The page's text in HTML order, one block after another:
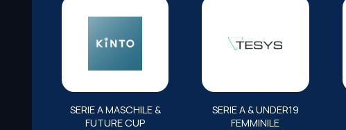
SERIE A MASCHILE &
FUTURE CUP
SERIE A & UNDER19
FEMMINILE